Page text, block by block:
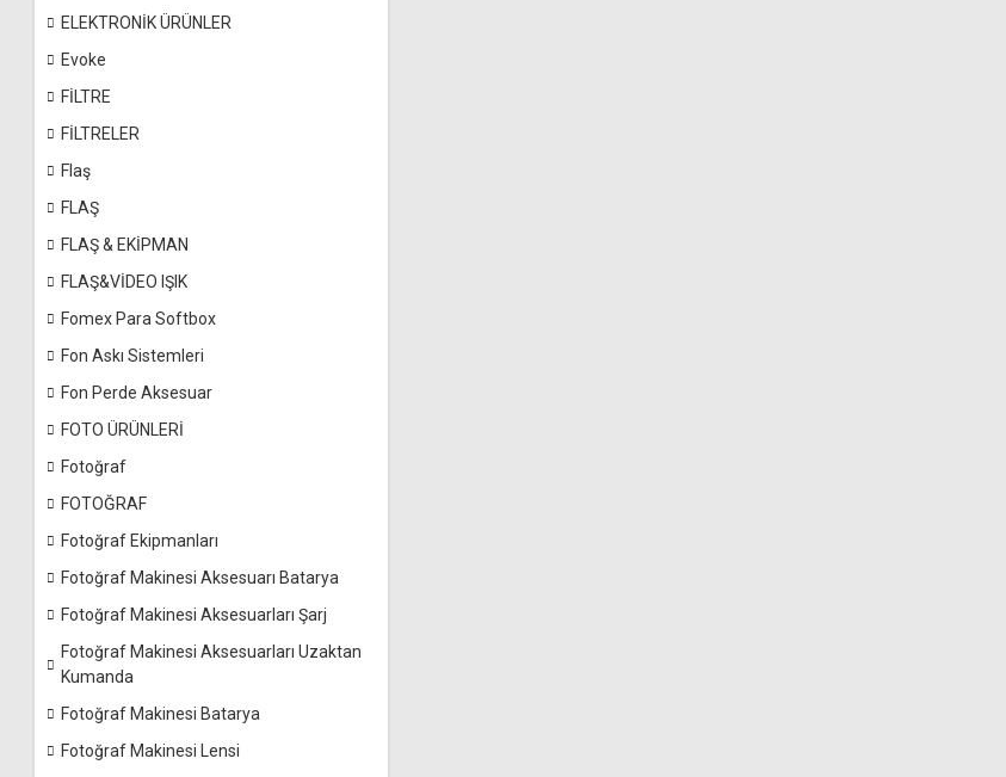
ELEKTRONİK ÜRÜNLER
Evoke
FİLTRE
FİLTRELER
Flaş
FLAŞ
FLAŞ & EKİPMAN
FLAŞ&VİDEO IŞIK
Fomex Para Softbox
Fon Askı Sistemleri
Fon Perde Aksesuar
FOTO ÜRÜNLERİ
Fotoğraf
FOTOĞRAF
Fotoğraf Ekipmanları
Fotoğraf Makinesi Aksesuarı Batarya
Fotoğraf Makinesi Aksesuarları Şarj
Fotoğraf Makinesi Aksesuarları Uzaktan
Kumanda
Fotoğraf Makinesi Batarya
Fotoğraf Makinesi Lensi